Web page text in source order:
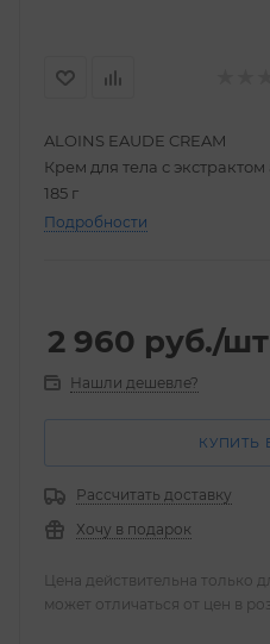
ALOINS EAUDE CREAM
Крем для тела с
185 г
Подробности
2 960 руб./шт
Нашли дешевле?
КУПИТЬ
Рассчитать доставку
Хочу в подарок
Цена действительна только
может отличаться от цен в